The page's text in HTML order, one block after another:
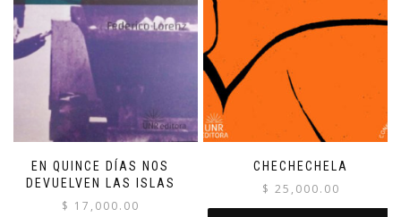
EN QUINCE DÍAS NOS
DEVUELVEN LAS ISLAS
$ 17,000.00
CHECHECHELA
$ 25,000.00